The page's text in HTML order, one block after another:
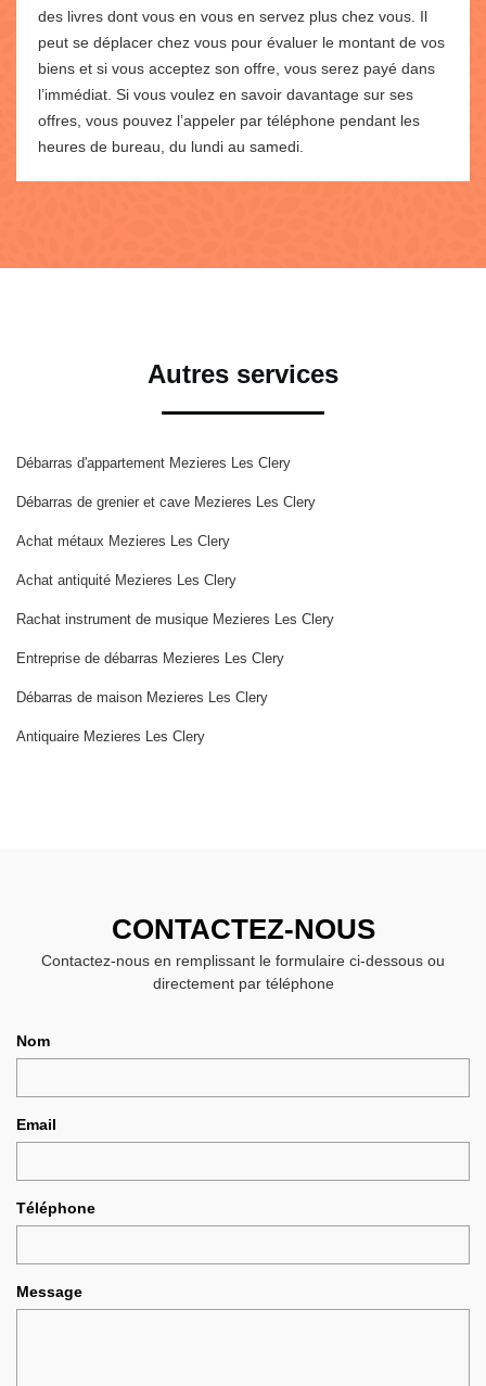
des livres dont vous en vous en servez plus chez vous. Il
peut se déplacer chez vous pour évaluer le montant de vos
biens et si vous acceptez son offre, vous serez payé dans
l’immédiat. Si vous voulez en savoir davantage sur ses
offres, vous pouvez l’appeler par téléphone pendant les
heures de bureau, du lundi au samedi.
Autres services
Débarras d'appartement Mezieres Les Clery
Débarras de grenier et cave Mezieres Les Clery
Achat métaux Mezieres Les Clery
Achat antiquité Mezieres Les Clery
Rachat instrument de musique Mezieres Les Clery
Entreprise de débarras Mezieres Les Clery
Débarras de maison Mezieres Les Clery
Antiquaire Mezieres Les Clery
CONTACTEZ-NOUS
Contactez-nous en remplissant le formulaire ci-dessous ou
directement par téléphone
Nom
Email
Téléphone
Message